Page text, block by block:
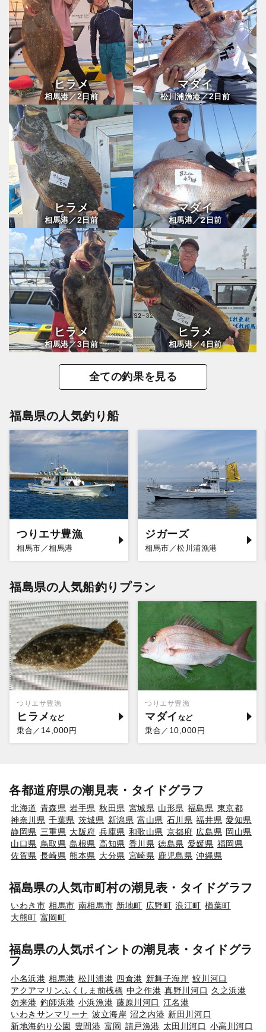
ヒラメ
相馬港／2日前
マダイ
松川浦漁港／2日前
ヒラメ
相馬港／2 日前
マダイ
相馬港／2日前
ヒラメ
相馬港／3日前
ヒラメ
相馬港／4日前
全ての釣果を見る
福島県の人気釣り船
つりエサ豊漁
相馬市／相馬港
ジガーズ
相馬市／松川浦漁港
福島県の人気船釣りプラン
つりエサ豊漁
ヒラメ
乗合／ 14,000円
つりエサ豊漁
マダイ
乗合／ 10,000円
各都道府県の潮見表・タイドグラフ
北海道 青森県 岩手県 秋田県 宮城県 山形県 福島県 東京都
神奈川県 千葉県 茨城県 新潟県 富山県 石川県 福井県 愛知県
静岡県 三重県 大阪府 兵庫県 和歌山県 京都府 広島県 岡山県
山口県 鳥取県 島根県 高知県 香川県 徳島県 愛媛県 福岡県
佐賀県 長崎県 熊本県 大分県 宮崎県 鹿児島県 沖縄県
福島県の人気市町村の潮見表・タイドグラフ
いわき市 相馬市 南相馬市 新地町 広野町 浪江町 楢葉町
大熊町 富岡町
福島県の人気ポイントの潮見表・タイドグラ
フ
小名浜港 相馬港 松川浦港 四倉港 新舞子海岸 鮫川河口
アクアマリンふくしま前桟橋 中之作港 真野川河口 久之浜港
勿来港 釣師浜港 小浜漁港 藤原川河口 江名港
いわきサンマリーナ 波立海岸 沼之内港 新田川河口
新地海釣り公園 豊間港 富岡 請戸漁港 太田川河口 小高川河口